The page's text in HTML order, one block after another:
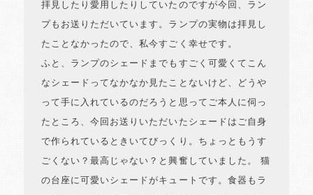
拝見したり愛用したりしていたのですが今回、ラン
プもお送りただいています。ランプの実物は拝見し
たことなかったので、私今すごく幸せです。
ふと、ランプのシェードまでもすごく可愛くてこん
なシェードってなかなか見たことないけど、どうや
って手に入れているのだろうと思ってご本人に伺っ
たところ、今回お送りいただいたシェードはご自身
で作られているときいてびっくり。ちょっともうす
ごくない？最高じゃない？と興奮していました。 猫
の台座に可愛いシェードがキュートです。食器もラ